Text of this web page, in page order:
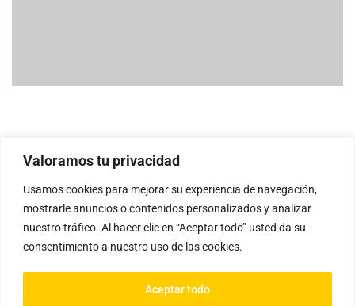
Valoramos tu privacidad
Usamos cookies para mejorar su experiencia de navegación,
mostrarle anuncios o contenidos personalizados y analizar
nuestro tráfico. Al hacer clic en “Aceptar todo” usted da su
consentimiento a nuestro uso de las cookies.
Aceptar todo